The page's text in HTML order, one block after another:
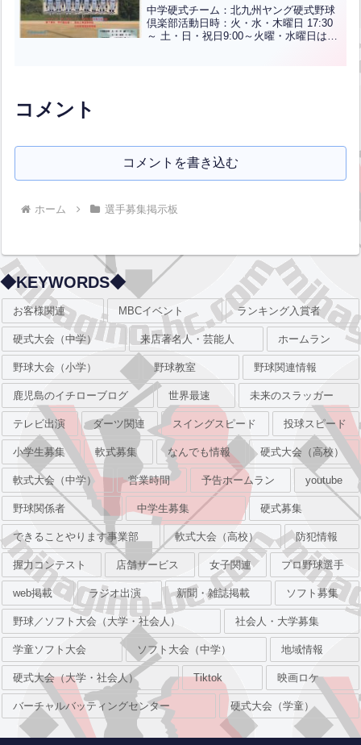
中学硬式チーム：北九州ヤング硬式野球
倶楽部活動日時：火・水・木曜日 17:30
～ 土・日・祝日9:00～火曜・水曜日は上
コメント
コメントを書き込む
ホーム 選手募集掲示板
◆KEYWORDS◆
お客様関連 MBCイベント ランキング入賞者
硬式大会（中学） 来店著名人・芸能人 ホームラン
野球大会（小学） 野球教室 野球関連情報
鹿児島のイチローブログ 世界最速 未来のスラッガー
テレビ出演 ダーツ関連 スイングスピード 投球スピード
小学生募集 軟式募集 なんでも情報 硬式大会（高校）
軟式大会（中学） 営業時間 予告ホームラン youtube
野球関係者 中学生募集 硬式募集
できることやります事業部 軟式大会（高校） 防犯情報
握力コンテスト 店舗サービス 女子関連 プロ野球選手
web掲載 ラジオ出演 新聞・雑誌掲載 ソフト募集
野球／ソフト大会（大学・社会人） 社会人・大学募集
学童ソフト大会 ソフト大会（中学） 地域情報
硬式大会（大学・社会人） Tiktok 映画ロケ
バーチャルバッティングセンター 硬式大会（学童）